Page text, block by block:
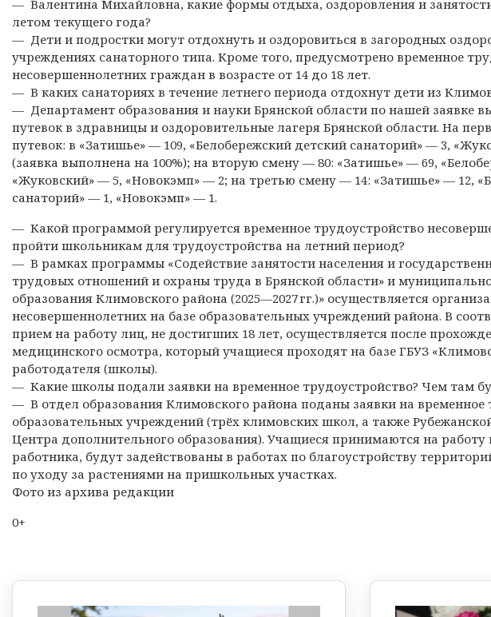
— Валентина Михайловна, какие формы отдыха, оздоровления и
летом текущего года?
— Дети и подростки могут отдохнуть и оздоровиться в загородных
учреждениях санаторного типа. Кроме того, предусмотрено временное
несовершеннолетних граждан в возрасте от 14 до 18 лет.
— В каких санаториях в течение летнего периода отдохнут дети из
— Департамент образования и науки Брянской области по нашей заявке
путевок в здравницы и оздоровительные лагеря Брянской области. На
путевок: в «Затишье» — 109, «Белобережский детский санаторий» — 3,
(заявка выполнена на 100%); на вторую смену — 80: «Затишье» — 69,
«Жуковский» — 5, «Новокэмп» — 2; на третью смену — 14: «Затишье» — 12,
санаторий» — 1, «Новокэмп» — 1.
— Какой программой регулируется временное трудоустройство
пройти школьникам для трудоустройства на летний период?
— В рамках программы «Содействие занятости населения и
трудовых отношений и охраны труда в Брянской области» и
образования Климовского района (2025—2027 гг.)» осуществляется
несовершеннолетних на базе образовательных учреждений района. В
прием на работу лиц, не достигших 18 лет, осуществляется после
медицинского осмотра, который учащиеся проходят на базе ГБУЗ
работодателя (школы).
— Какие школы подали заявки на временное трудоустройство? Чем там
— В отдел образования Климовского района поданы заявки на временное
образовательных учреждений (трёх климовских школ, а также
Центра дополнительного образования). Учащиеся принимаются на работу
работника, будут задействованы в работах по благоустройству
по уходу за растениями на пришкольных участках.
Фото из архива редакции
0+